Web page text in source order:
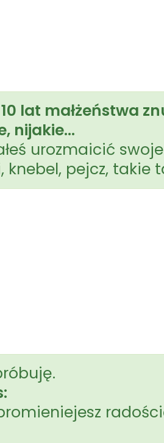
lat małżeństwa
nijakie…
urozmaicić
knebel, pejcz, takie